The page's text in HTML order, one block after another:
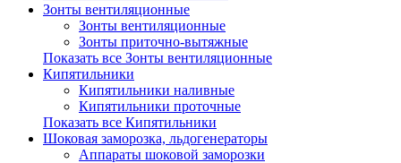
Зонты вентиляционные
Зонты вентиляционные
Зонты приточно-вытяжные
Показать все Зонты вентиляционные
Кипятильники
Кипятильники наливные
Кипятильники проточные
Показать все Кипятильники
Шоковая заморозка, льдогенераторы
Аппараты шоковой заморозки